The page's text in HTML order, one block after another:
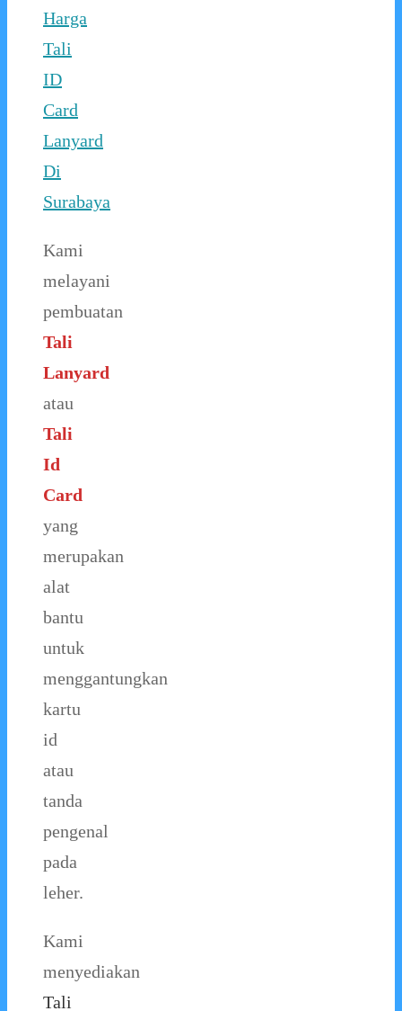
Harga
Tali
ID
Card
Lanyard
Di
Surabaya
Kami
melayani
pembuatan
Tali
Lanyard
atau
Tali
Id
Card
yang
merupakan
alat
bantu
untuk
menggantungkan
kartu
id
atau
tanda
pengenal
pada
leher.
Kami
menyediakan
Tali